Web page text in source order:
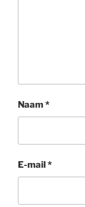
Naam*
E-mail*